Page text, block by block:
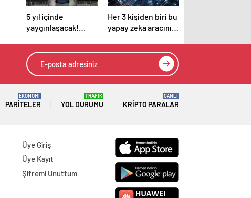
5 yıl içinde
yaygınlaşacak!
Google açıkladı
Her 3 kişiden biri bu
yapay zeka aracını
PARITELER
EKONOMİ
YOL DURUMU
TRAFİK
KRIPTO PARALAR
CANLI
Üye Giriş
Üye Kayıt
Şifremi Unuttum